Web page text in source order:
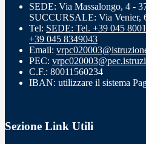
SEDE: Via Massalongo, 4 -
SUCCURSALE: Via Venier,
Tel: SEDE: Tel. +39 045
+39 045 8349043
Email:
PEC:
C.F.: 80011560234
IBAN: utilizzare il sistema
Sezione Link Utili